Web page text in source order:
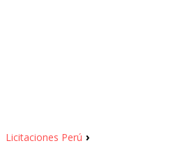
Licitaciones Perú ›